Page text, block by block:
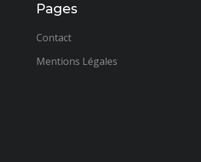
Pages
Contact
Mentions Légales